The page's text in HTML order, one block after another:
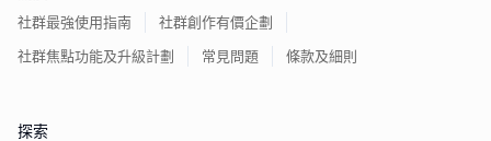
社群最強使用指南
社群創作有價企劃
社群焦點功能及升級計劃
常見問題 條款及細則
探索